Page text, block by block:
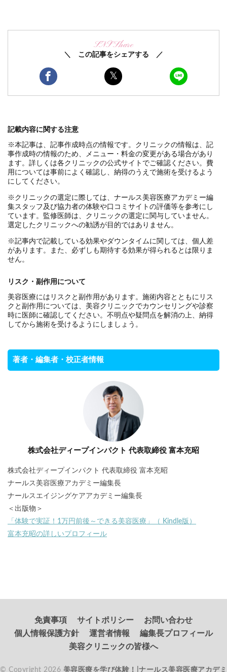
SNS Share
＼ この記事をシェアする ／
記載内容に関する注意
※本記事は、記事作成時点の情報です。クリニックの情報は、記
事作成時の情報のため、メニュー・料金の変更がある場合があり
ます。詳しくは各クリニックの公式サイトでご確認ください。費
用については事前によく確認し、納得のうえで施術を受けるよう
にしてください。
※クリニックの選定に際しては、ナールス美容医療アカデミー編
集スタッフ及び協力者の体験や口コミサイトの評価等を参考にし
ています。監修医師は、クリニックの選定に関与していません。
選定したクリニックへの勧誘が目的ではありません。
※記事内で記載している効果やダウンタイムに関しては、個人差
があります。また、必ずしも期待する効果が得られるとは限りま
せん。
リスク・副作用について
美容医療にはリスクと副作用があります。施術内容とともにリス
クと副作用については、美容クリニックでカウンセリングや診察
時に医師に確認してください。不明点や疑問点を解消の上、納得
してから施術を受けるようにしましょう。
著者・編集者・校正者情報
株式会社ディープインパクト 代表取締役 富本充昭
株式会社ディープインパクト 代表取締役 富本充昭
ナールス美容医療アカデミー編集長
ナールスエイジングケアアカデミー編集長
＜出版物＞
「体験で実証！1万円前後～できる美容医療」（ Kindle版）
富本充昭の詳しいプロフィール
免責事項 サイトポリシー
お問い合わせ
個人情報保護方針
運営者情報
編集長プロフィール
美容クリニックの皆様へ
© Copyright 2026 美容医療を学び体験！|ナールス美容医療アカデミ